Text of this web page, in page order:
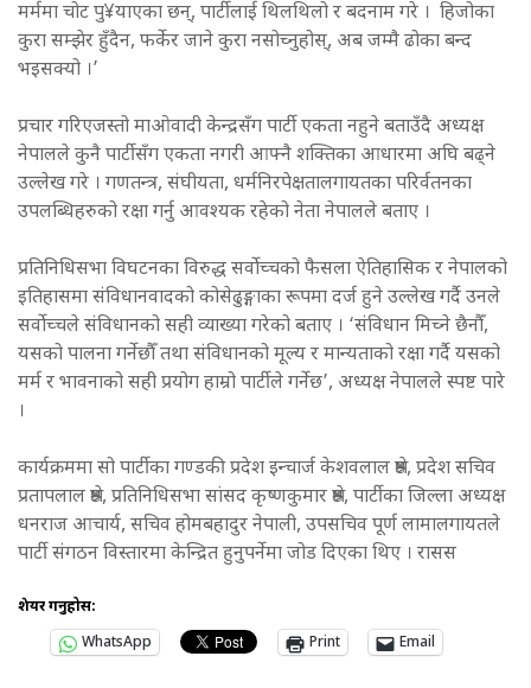
मर्ममा चोट पु¥याएका छन्, पार्टीलाई थिलथिलो र बदनाम गरे । हिजोका
कुरा सम्झेर हुँदैन, फर्केर जाने कुरा नसोच्नुहोस्, अब जम्मै ढोका बन्द
भइसक्यो ।’
प्रचार गरिएजस्तो माओवादी केन्द्रसँग पार्टी एकता नहुने बताउँदै अध्यक्ष
नेपालले कुनै पार्टीसँग एकता नगरी आफ्नै शक्तिका आधारमा अघि बढ्ने
उल्लेख गरे । गणतन्त्र, संघीयता, धर्मनिरपेक्षतालगायतका परिर्वतनका
उपलब्धिहरुको रक्षा गर्नु आवश्यक रहेको नेता नेपालले बताए ।
प्रतिनिधिसभा विघटनका विरुद्ध सर्वोच्चको फैसला ऐतिहासिक र नेपालको
इतिहासमा संविधानवादको कोसेढुङ्गाका रूपमा दर्ज हुने उल्लेख गर्दै उनले
सर्वोच्चले संविधानको सही व्याख्या गरेको बताए । ‘संविधान मिच्ने छैनौँ,
यसको पालना गर्नेछौँ तथा संविधानको मूल्य र मान्यताको रक्षा गर्दै यसको
मर्म र भावनाको सही प्रयोग हाम्रो पार्टीले गर्नेछ’, अध्यक्ष नेपालले स्पष्ट पारे
।
कार्यक्रममा सो पार्टीका गण्डकी प्रदेश इन्चार्ज केशवलाल श्रेष्ठ, प्रदेश सचिव
प्रतापलाल श्रेष्ठ, प्रतिनिधिसभा सांसद कृष्णकुमार श्रेष्ठ, पार्टीका जिल्ला अध्यक्ष
धनराज आचार्य, सचिव होमबहादुर नेपाली, उपसचिव पूर्ण लामालगायतले
पार्टी संगठन विस्तारमा केन्द्रित हुनुपर्नेमा जोड दिएका थिए । रासस
शेयर गर्नुहोस:
WhatsApp
Print Email